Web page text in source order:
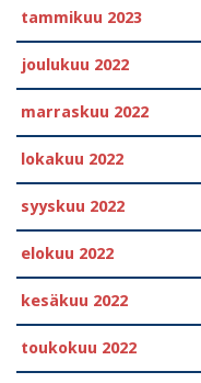
tammikuu 2023
joulukuu 2022
marraskuu 2022
lokakuu 2022
syyskuu 2022
elokuu 2022
kesäkuu 2022
toukokuu 2022